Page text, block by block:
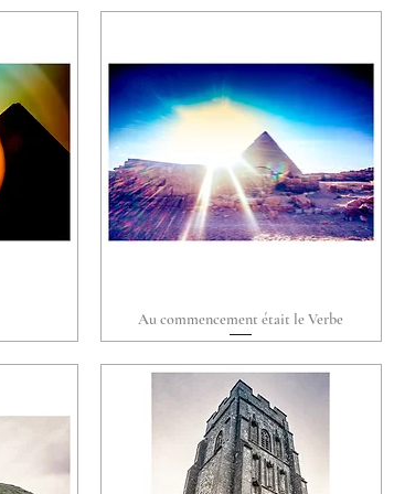
Aperçu rapide
Au commencement était le Verbe